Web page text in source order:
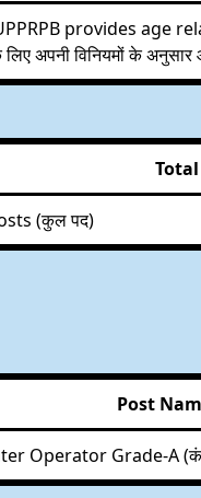
provides age
अपनी विनियमों के
(कुल पद)
Post
Operator Grade-A